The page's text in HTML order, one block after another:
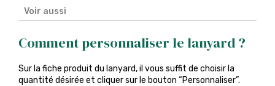
Voir aussi
Comment personnaliser le lanyard ?
Sur la fiche produit du lanyard, il vous suffit de choisir la
quantité désirée et cliquer sur le bouton “Personnaliser”.